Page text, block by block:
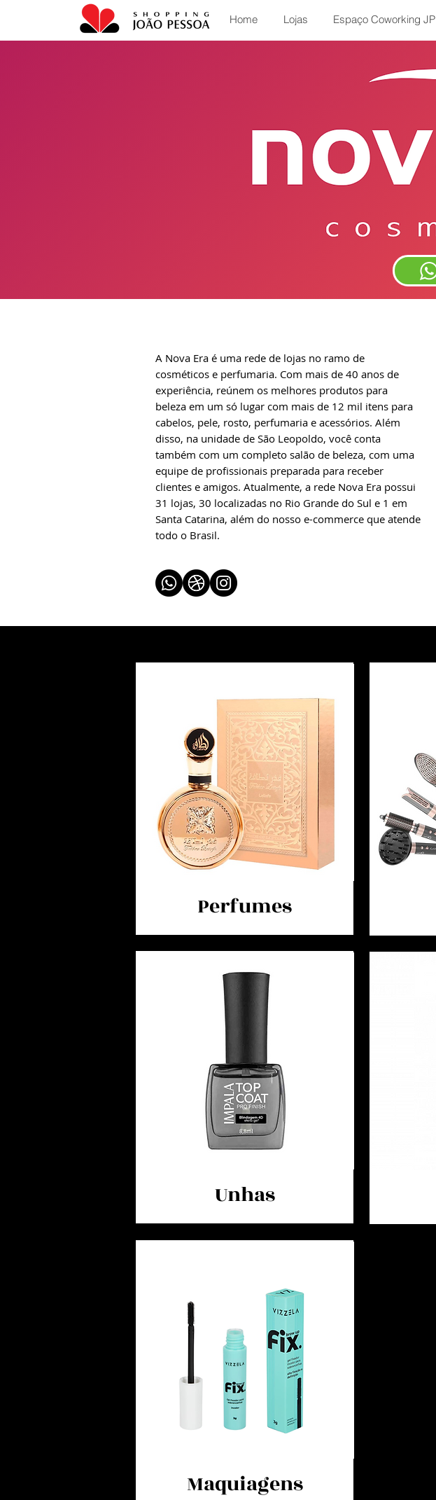
Home Lojas Espaço Coworking JP
A Nova Era é uma rede de lojas no ramo de
cosméticos e perfumaria. Com mais de 40 anos de
experiência, reúnem os melhores produtos para
beleza em um só lugar com mais de 12 mil itens para
cabelos, pele, rosto, perfumaria e acessórios. Além
disso, na unidade de São Leopoldo, você conta
também com um completo salão de beleza, com uma
equipe de profissionais preparada para receber
clientes e amigos. Atualmente, a rede Nova Era possui
31 lojas, 30 localizadas no Rio Grande do Sul e 1 em
Santa Catarina, além do nosso e-commerce que atende
todo o Brasil.
Perfumes
Unhas
Maquiagens